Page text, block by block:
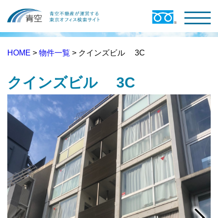
HOME > 物件一覧 > クインズビル 3C
クインズビル 3C